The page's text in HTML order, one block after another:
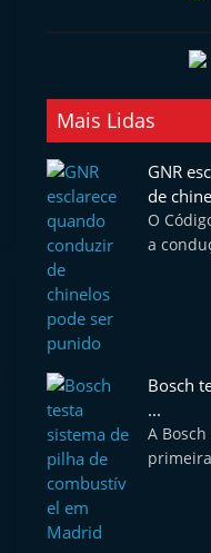
Mais Lidas
GNR
de
O
a
Bosch
...
A